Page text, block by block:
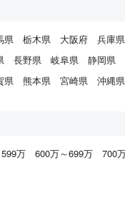
県 栃木県 大阪府 兵庫県
長野県 岐阜県 静岡県
県 熊本県 宮崎県 沖縄県
万 600万～699万 700